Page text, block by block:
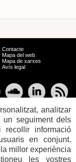
TAB per navegar.
Contacte
Mapa del web
Mapa de xarxes
Avís legal
analitzar
seguiment dels
informació
en conjunt.
millor experiència
les vostres